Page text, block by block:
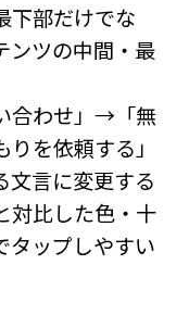
下部だけでな
ンツの中間・最
合わせ」→「無
を依頼する」
文言に変更する
対比した色・十
タップしやすい